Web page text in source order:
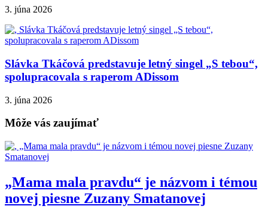
3. júna 2026
Slávka Tkáčová predstavuje letný singel „S tebou“,
spolupracovala s raperom ADissom
3. júna 2026
Môže vás zaujímať
„Mama mala pravdu“ je názvom i témou
novej piesne Zuzany Smatanovej